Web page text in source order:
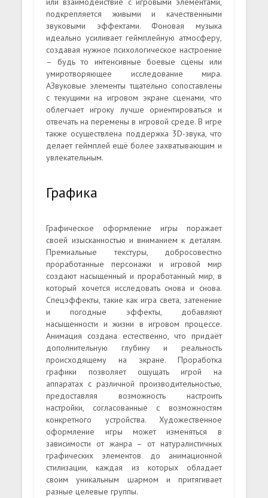
подкрепляется живыми и качественными
звуковыми эффектами. Фоновая музыка
идеально усиливает геймплейную атмосферу,
создавая нужное психологическое настроение
– будь то интенсивные боевые сцены или
умиротворяющее исследование мира.
АЗвуковые элементы тщательно сопоставлены
с текущими на игровом экране сценами, что
облегчает игроку лучше ориентироваться и
отвечать на перемены в игровой среде. В игре
также осуществлена поддержка 3D-звука, что
делает геймплей ещё более захватывающим и
увлекательным.
Графика
Графическое оформление игры поражает
своей изысканностью и вниманием к деталям.
Премиальные текстуры, добросовестно
проработанные персонажи и игровой мир
создают насыщенный и проработанный мир, в
который хочется исследовать снова и снова.
Спецэффекты, такие как игра света, затенение
и погодные эффекты, добавляют
насыщенности и жизни в игровом процессе.
Анимация создана естественно, что придаёт
дополнительную глубину и реальность
происходящему на экране. Проработка
графики позволяет ощущать игрой на
аппаратах с различной производительностью,
предоставляя возможность настроить
настройки, согласованные с возможностям
конкретного устройства. Художественное
оформление игры может изменяться в
зависимости от жанра – от натуралистичных
графических элементов до анимационной
стилизации, каждая из которых обладает
своим уникальным шармом и притягивает
разные целевые группы.